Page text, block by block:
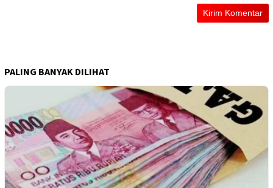
PALING BANYAK DILIHAT